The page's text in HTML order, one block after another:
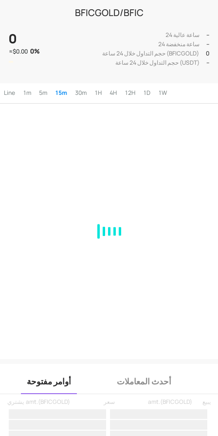
BFICGOLD/BFIC
0
≈$0.00 0%
24 ساعة عالية
--
24 ساعة منخفضة
--
حجم التداول خلال 24 ساعة (BFICGOLD)
0
حجم التداول خلال 24 ساعة (USDT)
--
Line 1m 5m 15m 30m 1H 4H 12H 1D 1W
أوامر مفتوحة أحدث المعاملات
يشتري amt.(BFICGOLD) سعر يبيع amt.(BFICGOLD)